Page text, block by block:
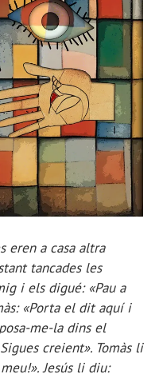
eren a casa altra
tancades les
i els digué: «Pau a
«Porta el dit aquí i
me-la dins el
creient». Tomàs li
Jesús li diu: